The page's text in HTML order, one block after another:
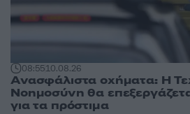
08:5510.08.26
Ανασφάλιστα οχήματα: Η
Νοημοσύνη θα
για τα πρόστιμα